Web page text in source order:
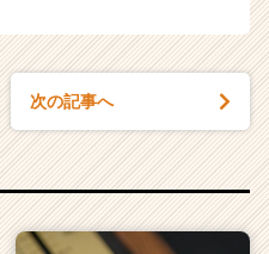
次の記事へ